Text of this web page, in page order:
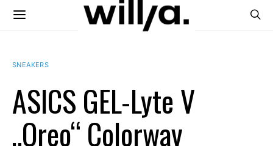
SNEAKERS
ASICS GEL-Lyte V
„Oreo“ Colorway